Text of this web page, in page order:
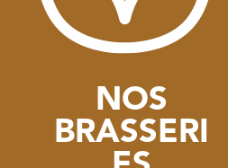
NOS
BRASSERI